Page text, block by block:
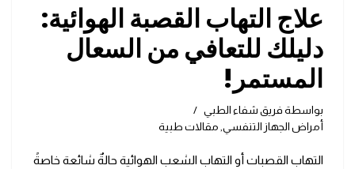
علاج التهاب القصبة الهوائية:
دليلك للتعافي من السعال
المستمر!
بواسطة فريق شفاء الطبي
أمراض الجهاز التنفسي, مقالات طبية
التهاب القصبات أو التهاب الشعب الهوائية حالةٌ شائعة خاصةً